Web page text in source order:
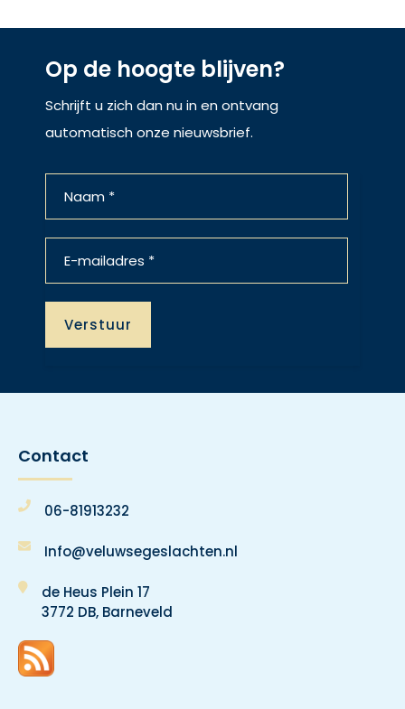
Op de hoogte blijven?
Schrijft u zich dan nu in en ontvang
automatisch onze nieuwsbrief.
Contact
06-81913232
Info@veluwsegeslachten.nl
de Heus Plein 17
3772 DB, Barneveld